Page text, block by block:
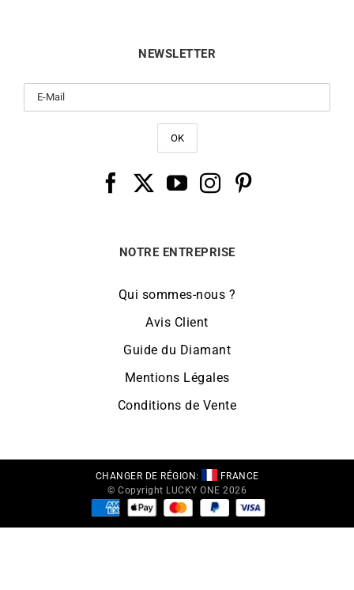
NEWSLETTER
NOTRE ENTREPRISE
Qui sommes-nous ?
Avis Client
Guide du Diamant
Mentions Légales
Conditions de Vente
CHANGER DE RÉGION:
FRANCE
© Copyright LUCKY ONE 2026